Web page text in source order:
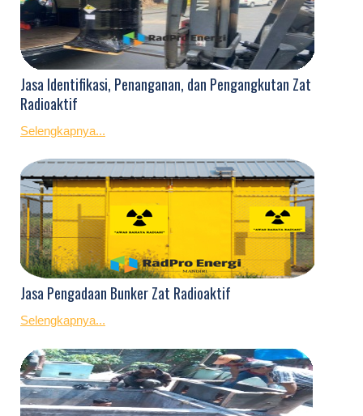
Jasa Identifikasi, Penanganan, dan Pengangkutan Zat
Radioaktif
Selengkapnya...
Jasa Pengadaan Bunker Zat Radioaktif
Selengkapnya...